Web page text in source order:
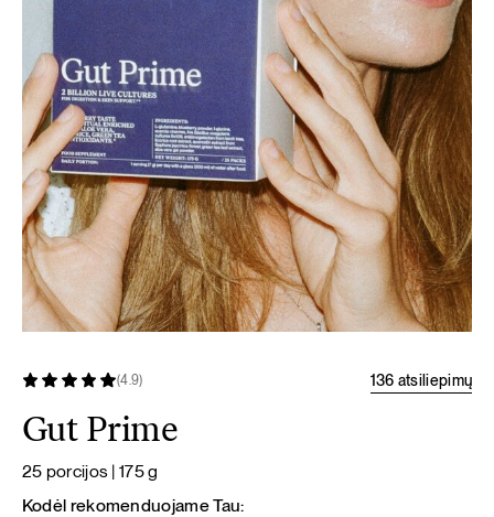
(4.9) 136 atsiliepimų
Gut Prime
25 porcijos | 175 g
Kodėl rekomenduojame Tau: